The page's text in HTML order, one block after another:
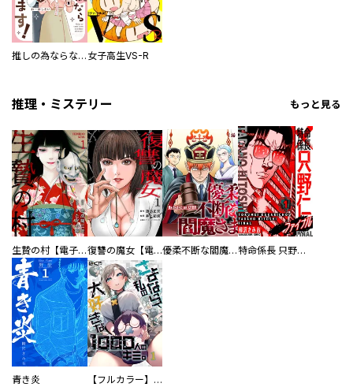
推しの為ならなんでもします！ 女子高生VS-R
推理・ミステリー もっと見る
生贄の村【電子単行本版】 復讐の魔女【電子単行本版】 優柔不断な閻魔さま 特命係長 只野仁ファイナル 愛蔵版
青き炎 【フルカラー】さよなら、私の大好きな１０００人のキミ。